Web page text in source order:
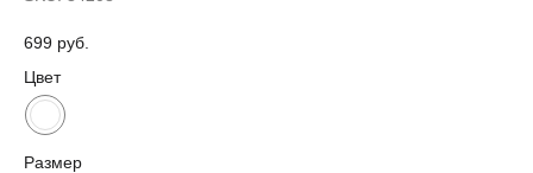
699 руб.
Цвет
Размер